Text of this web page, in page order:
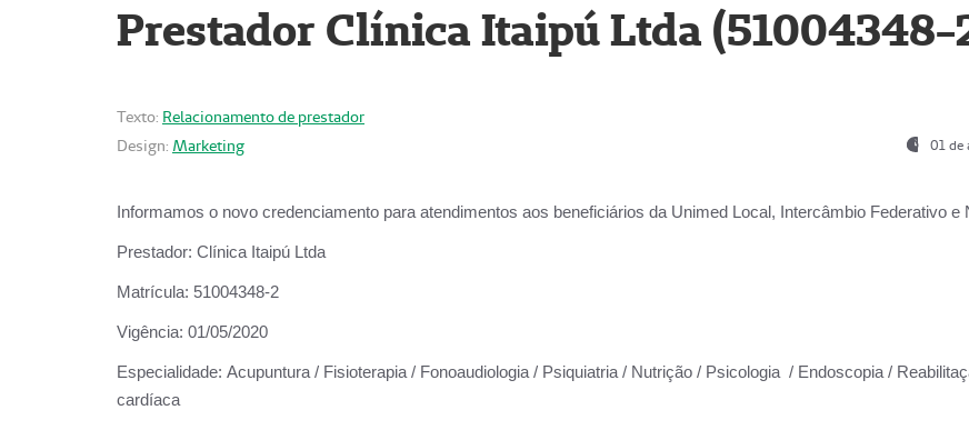
Prestador Clínica Itaipú Ltda (51004348-
Texto: Relacionamento de prestador
Design: Marketing 01 de
Informamos o novo credenciamento para atendimentos aos beneficiários da Unimed Local, Intercâmbio Federativo e
Prestador: Clínica Itaipú Ltda
Matrícula: 51004348-2
Vigência: 01/05/2020
Especialidade: Acupuntura / Fisioterapia / Fonoaudiologia / Psiquiatria / Nutrição / Psicologia / Endoscopia /
cardíaca